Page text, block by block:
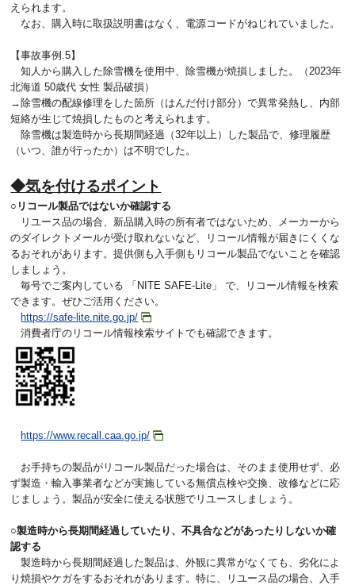
えられます。
なお、購入時に取扱説明書はなく、電源コードがねじれていました。
【事故事例.5】
知人から購入した除雪機を使用中、除雪機が焼損しました。（2023年
北海道 50歳代 女性 製品破損）
→除雪機の配線修理をした箇所（はんだ付け部分）で異常発熱し、内部
短絡が生じて焼損したものと考えられます。
除雪機は製造時から長期間経過（32年以上）した製品で、修理履歴
（いつ、誰が行ったか）は不明でした。
◆気を付けるポイント
○リコール製品ではないか確認する
リユース品の場合、新品購入時の所有者ではないため、メーカーから
のダイレクトメールが受け取れないなど、リコール情報が届きにくくな
るおそれがあります。提供側も入手側もリコール製品でないことを確認
しましょう。
毎号でご案内している 「NITE SAFE-Lite」 で、リコール情報を検索
できます。ぜひご活用ください。
https://safe-lite.nite.go.jp/
消費者庁のリコール情報検索サイトでも確認できます。
https://www.recall.caa.go.jp/
お手持ちの製品がリコール製品だった場合は、そのまま使用せず、必
ず製造・輸入事業者などが実施している無償点検や交換、改修などに応
じましょう。製品が安全に使える状態でリユースしましょう。
○製造時から長期間経過していたり、不具合などがあったりしないか確
認する
製造時から長期間経過した製品は、外観に異常がなくても、劣化によ
り焼損やケガをするおそれがあります。特に、リユース品の場合、入手